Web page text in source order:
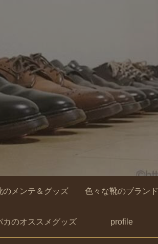
のメンテ＆グッズ 色々な靴のブランド
カのオススメグッズ profile